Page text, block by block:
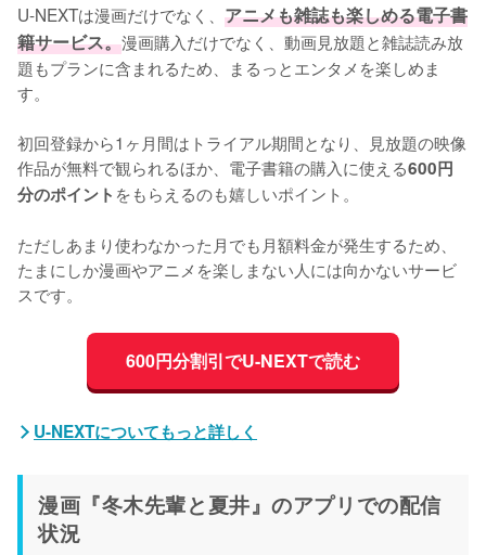
U-NEXTは漫画だけでなく、 アニメも雑誌も楽しめる電子書
籍サービス。漫画購入だけでなく、動画見放題と雑誌読み放
題もプランに含まれるため、まるっとエンタメを楽しめま
す。
初回登録から1ヶ月間はトライアル期間となり、見放題の映像
作品が無料で観られるほか、電子書籍の購入に使える600円
分のポイント をもらえるのも嬉しいポイント。
ただしあまり使わなかった月でも月額料金が発生するため、
たまにしか漫画やアニメを楽しまない人には向かないサービ
スです。
600円分割引でU-NEXTで読む
U-NEXTについてもっと詳しく
漫画『冬木先輩と夏井』のアプリでの配信
状況